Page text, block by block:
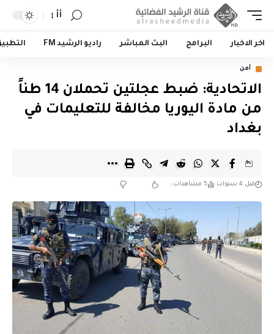
أأ
اخر الاخبار البرامج البث المباشر راديو الرشيد FM
أمن
الاتحادية: ضبط عجلتين تحملان 14 طناً
من مادة اليوريا مخالفة للتعليمات في
بغداد
قبل 4 سنوات 5 مشاهدات